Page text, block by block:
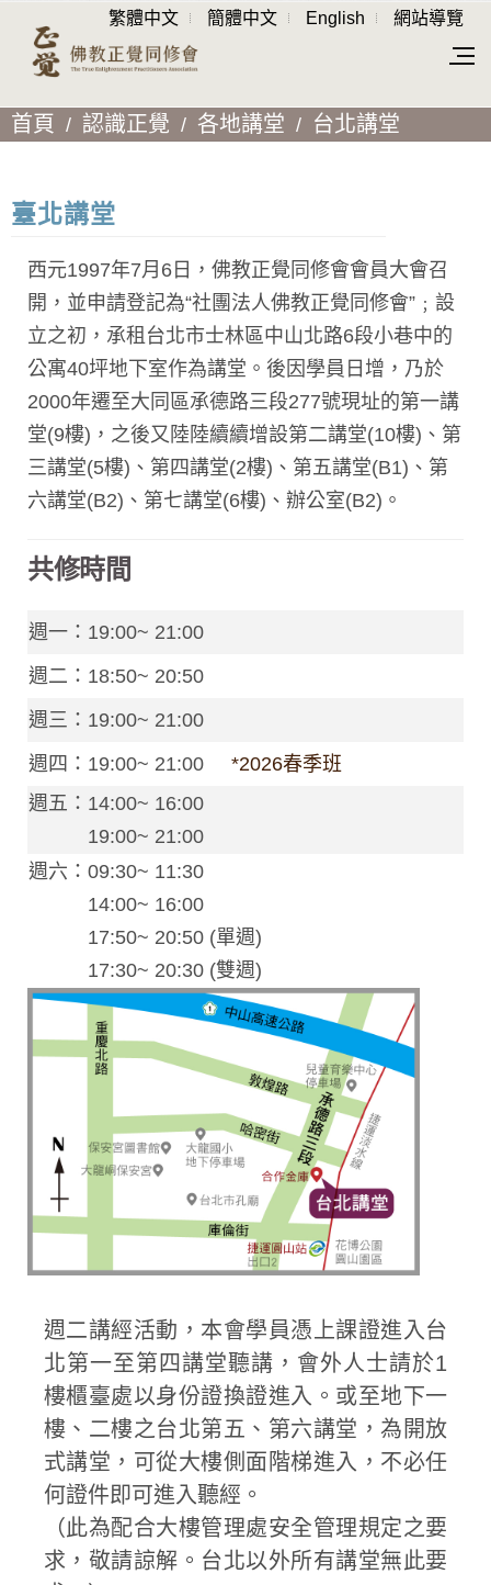
繁體中文 簡體中文 English 網站導覽
首頁 認識正覺 各地講堂 台北講堂
臺北講堂
西元1997年7月6日，佛教正覺同修會會員大會召
開，並申請登記為“社團法人佛教正覺同修會”﹔設
立之初，承租台北市士林區中山北路6段小巷中的
公寓40坪地下室作為講堂。後因學員日增，乃於
2000年遷至大同區承德路三段277號現址的第一講
堂(9樓)，之後又陸陸續續增設第二講堂(10樓)、第
三講堂(5樓)、第四講堂(2樓)、第五講堂(B1)、第
六講堂(B2)、第七講堂(6樓)、辦公室(B2)。
共修時間
週一：19:00~ 21:00
週二：18:50~ 20:50
週三：19:00~ 21:00
週四：19:00~ 21:00
*2026春季班
週五：14:00~ 16:00
19:00~ 21:00
週六：09:30~ 11:30
14:00~ 16:00
17:50~ 20:50 (單週)
17:30~ 20:30 (雙週)
週二講經活動，本會學員憑上課證進入台
北第一至第四講堂聽講，會外人士請於1
樓櫃臺處以身份證換證進入。或至地下一
樓、二樓之台北第五、第六講堂，為開放
式講堂，可從大樓側面階梯進入，不必任
何證件即可進入聽經。
（此為配合大樓管理處安全管理規定之要
求，敬請諒解。台北以外所有講堂無此要